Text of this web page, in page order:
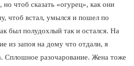
но чтоб сказать «огурец», как они
чтоб встал, умылся и пошел по
был полудохлый так и остался. На
из запоя на дому что отдали, я
Сплошное разочарование. Жена тоже